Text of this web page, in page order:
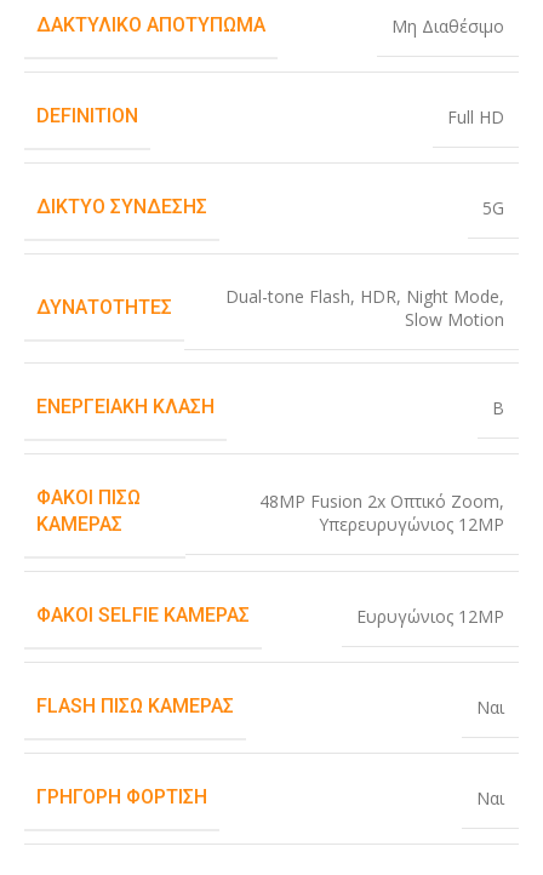
ΔΑΚΤΥΛΙΚΌ ΑΠΟΤΎΠΩΜΑ Μη Διαθέσιμο
DEFINITION Full HD
ΔΊΚΤΥΟ ΣΎΝΔΕΣΗΣ 5G
ΔΥΝΑΤΌΤΗΤΕΣ Dual-tone Flash, HDR, Night Mode,
Slow Motion
ΕΝΕΡΓΕΙΑΚΉ ΚΛΆΣΗ B
ΦΑΚΟΊ ΠΊΣΩ
ΚΆΜΕΡΑΣ
48MP Fusion 2x Οπτικό Zoom,
Υπερευρυγώνιος 12MP
ΦΑΚΟΊ SELFIE ΚΆΜΕΡΑΣ Ευρυγώνιος 12MP
FLASH ΠΊΣΩ ΚΆΜΕΡΑΣ Ναι
ΓΡΉΓΟΡΗ ΦΌΡΤΙΣΗ Ναι